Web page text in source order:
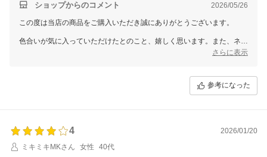
ショップからのコメント 2026/05/26
この度は当店の商品をご購入いただき誠にありがとうございます。
色合いが気に入っていただけたとのこと、嬉しく思います。また、ネッ
クレスとピアスのセットがご期待に添えたようで安心いたしました。
また機会がございましたら当店をよろしくお願いいたします。
さらに表示
参考になった
4
2026/01/20
ミキミキMKさん
女性
40代